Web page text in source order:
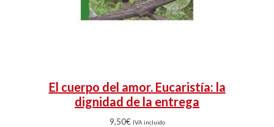
El cuerpo del amor. Eucaristía: la
dignidad de la entrega
9,50€ IVA incluido